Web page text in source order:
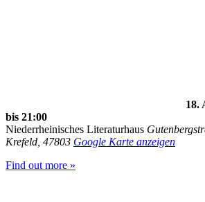
18.
bis 21:00
Niederrheinisches Literaturhaus
Krefeld 47803 Google Karte anzeigen
Find out more »